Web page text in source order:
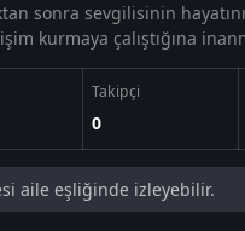
sonra sevgilisinin
kurmaya çalıştığına
Takipçi
0
aile eşliğinde izleyebilir.